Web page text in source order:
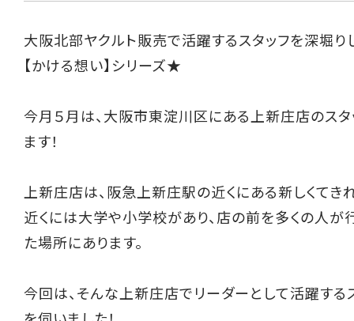
大阪北部ヤクルト販売で活躍するスタッフを深堀り
【かける想い】シリーズ★
今月５月は、大阪市東淀川区にある上新庄店のスタ
ます！
上新庄店は、阪急上新庄駅の近くにある新しくてき
近くには大学や小学校があり、店の前を多くの人が
た場所にあります。
今回は、そんな上新庄店でリーダーとして活躍する